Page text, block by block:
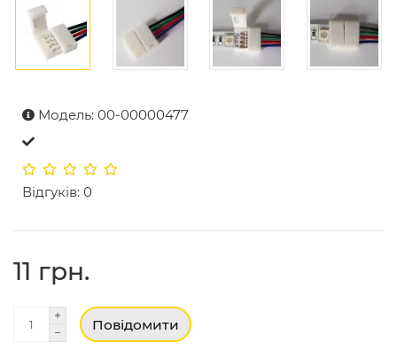
Модель: 00-00000477
Відгуків: 0
11 грн.
Повідомити